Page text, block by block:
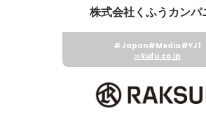
株式会社くふうカンパ
#Japan#Media#YJ1
kufu.co.jp